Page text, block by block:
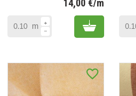
14,00 €/m
m Add to cart
favorite_border